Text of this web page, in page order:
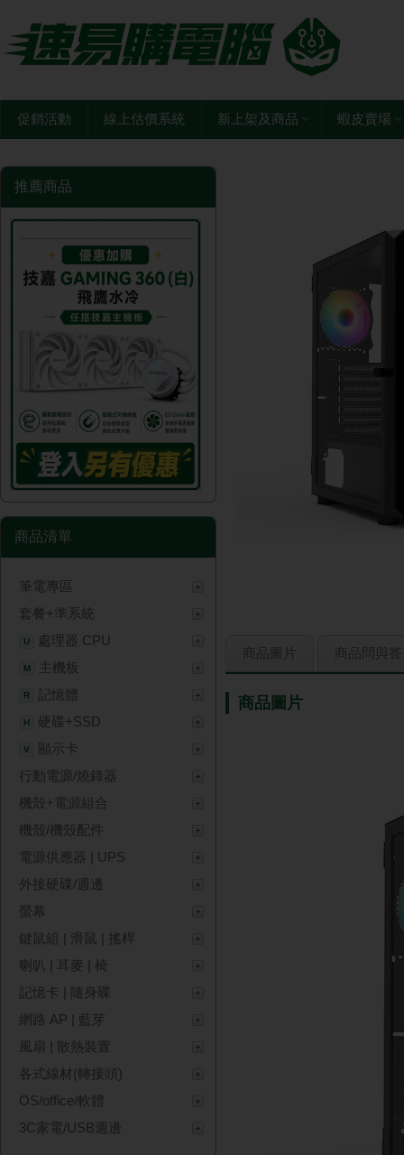
促銷活動 線上估價系統 新上架及商品 蝦皮賣場
推薦商品
商品清單
筆電專區
套餐+準系統
U 處理器 CPU
M 主機板
R 記憶體
H 硬碟+SSD
V
顯示卡
行動電源/燒錄器
機殼+電源組合
機殼/機殼配件
電源供應器 | UPS
外接硬碟/週邊
螢幕
鍵鼠組 | 滑鼠 | 搖桿
喇叭 | 耳麥 | 椅
記憶卡 | 隨身碟
網路 AP | 藍芽
風扇 | 散熱裝置
各式線材(轉接頭)
OS/office/軟體
3C家電/USB週邊
商品圖片 商品問與答
商品圖片